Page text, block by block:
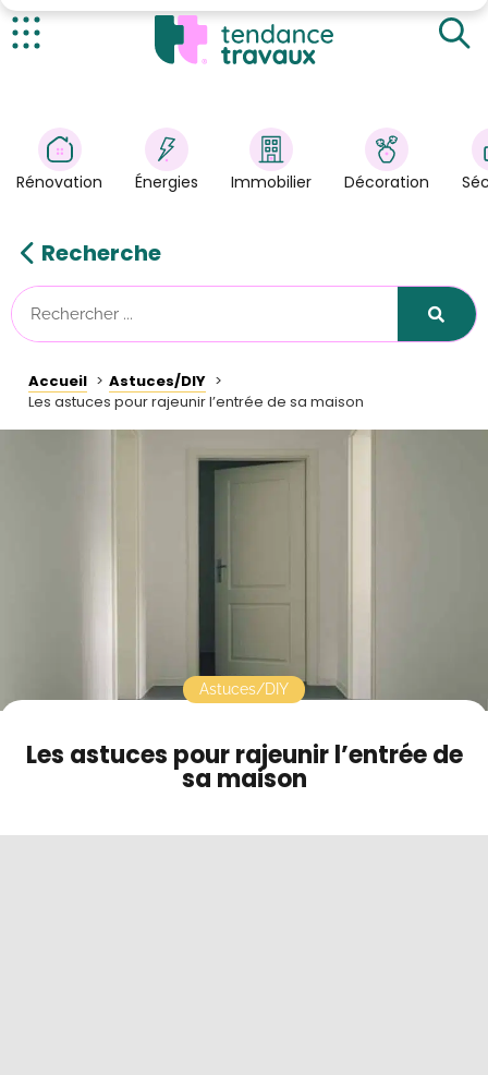
Énergies
Immobilier
Astuces/DIY
Tendance Travaux
Kit partenaire
Rénovation Énergies Immobilier Décoration
Recherche
Accueil
Astuces/DIY
Les astuces pour rajeunir l’entrée de sa maison
De la déco sur les murs
Un banc d’école
Les astuces pour rajeunir l’entrée de
sa maison
Astuces/DIY